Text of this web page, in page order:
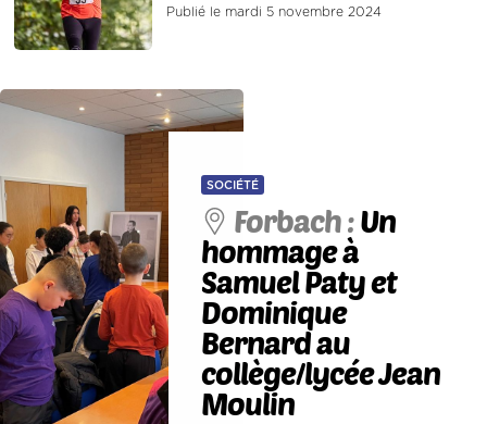
Publié le mardi 5 novembre 2024
SOCIÉTÉ
Forbach :Un
hommage à
Samuel Paty et
Dominique
Bernard au
collège/lycée Jean
Moulin